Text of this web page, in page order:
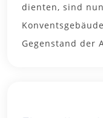
dienten, sind
Gegenstand der